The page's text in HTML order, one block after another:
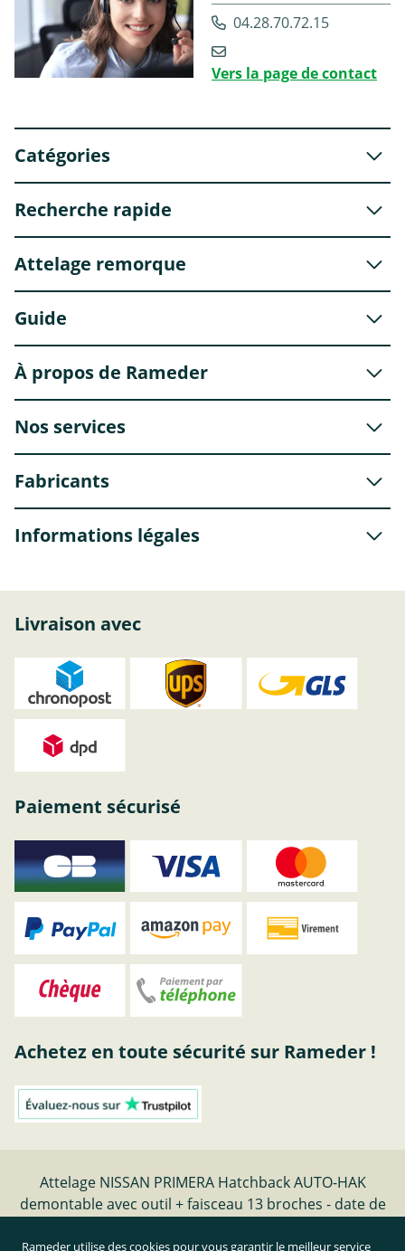
04.28.70.72.15
Vers la page de contact
Catégories
Recherche rapide
Attelage remorque
Guide
À propos de Rameder
Nos services
Fabricants
Informations légales
Livraison avec
Paiement sécurisé
Achetez en toute sécurité sur Rameder !
Attelage NISSAN PRIMERA Hatchback AUTO-HAK
demontable avec outil + faisceau 13 broches - date de
Rameder utilise des cookies pour vous garantir le meilleur service